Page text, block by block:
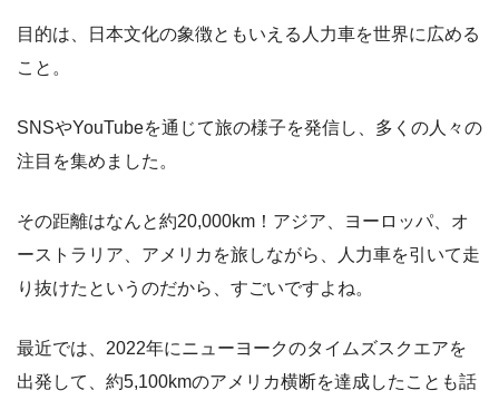
目的は、日本文化の象徴ともいえる人力車を世界に広める
こと。
SNSやYouTubeを通じて旅の様子を発信し、多くの人々の
注目を集めました。
その距離はなんと約20,000km！アジア、ヨーロッパ、オ
ーストラリア、アメリカを旅しながら、人力車を引いて走
り抜けたというのだから、すごいですよね。
最近では、2022年にニューヨークのタイムズスクエアを
出発して、約5,100kmのアメリカ横断を達成したことも話